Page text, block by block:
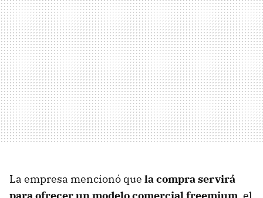
La empresa mencionó que la compra servirá